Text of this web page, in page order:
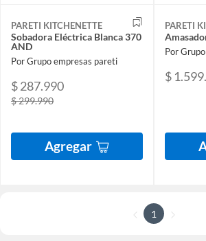
PARETI KITCHENETTE
Sobadora Eléctrica Blanca 370
AND
Por Grupo empresas pareti
$ 287.990
$ 299.990
Agregar
PARETI
Por
$
1